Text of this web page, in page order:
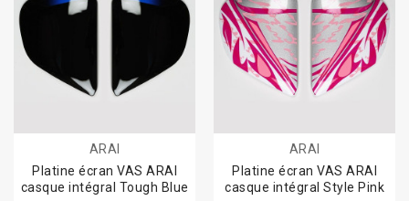
ARAI
Platine écran VAS ARAI
casque intégral Tough Blue
ARAI
Platine écran VAS ARAI
casque intégral Style Pink